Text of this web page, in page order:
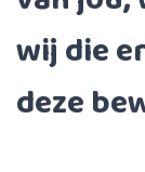
wij die
deze